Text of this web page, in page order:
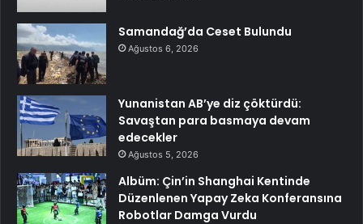
Samandağ’da Ceset Bulundu
Ağustos 6, 2026
Yunanistan AB’ye diz çöktürdü:
Savaştan para basmaya devam
edecekler
Ağustos 5, 2026
Albüm: Çin’in Shanghai Kentinde
Düzenlenen Yapay Zeka Konferansına
Robotlar Damga Vurdu